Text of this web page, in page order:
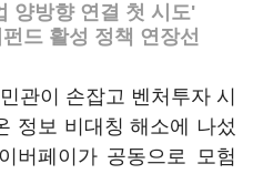
양방향 연결 첫 시도'
드 활성 정책 연장선
관이 손잡고 벤처투자 시
정보 비대칭 해소에 나섰
버페이가 공동으로 모험